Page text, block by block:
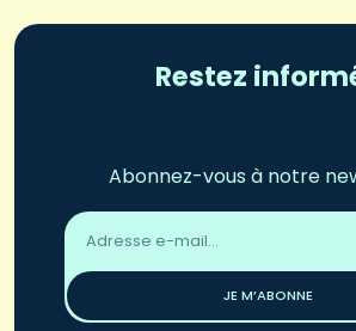
Restez
Abonnez-vous à notre
Adresse
email
JE M’ABONNE